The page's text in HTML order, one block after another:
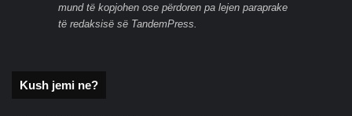
mund të kopjohen ose përdoren pa lejen paraprake
të redaksisë së TandemPress.
Kush jemi ne?